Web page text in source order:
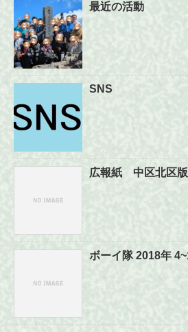
最近の活動
SNS
広報紙 中区北区
ボーイ隊 2018年